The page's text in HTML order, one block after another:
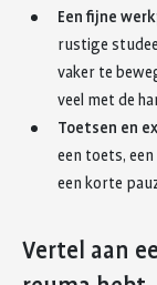
Een fijne
rustige
vaker te
veel met de
Toetsen en
een toets,
een korte
Vertel aan